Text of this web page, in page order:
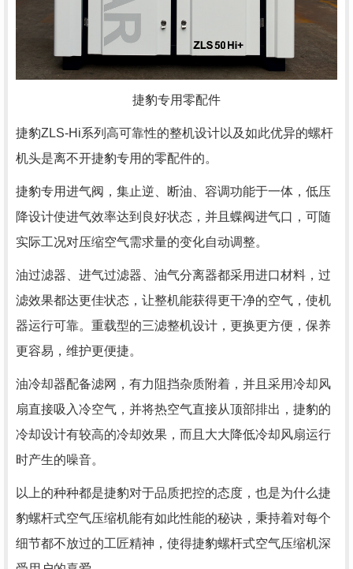
捷豹专用零配件
捷豹ZLS-Hi系列高可靠性的整机设计以及如此优异的螺杆
机头是离不开捷豹专用的零配件的。
捷豹专用进气阀，集止逆、断油、容调功能于一体，低压
降设计使进气效率达到良好状态，并且蝶阀进气口，可随
实际工况对压缩空气需求量的变化自动调整。
油过滤器、进气过滤器、油气分离器都采用进口材料，过
滤效果都达更佳状态，让整机能获得更干净的空气，使机
器运行可靠。重载型的三滤整机设计，更换更方便，保养
更容易，维护更便捷。
油冷却器配备滤网，有力阻挡杂质附着，并且采用冷却风
扇直接吸入冷空气，并将热空气直接从顶部排出，捷豹的
冷却设计有较高的冷却效果，而且大大降低冷却风扇运行
时产生的噪音。
以上的种种都是捷豹对于品质把控的态度，也是为什么捷
豹螺杆式空气压缩机能有如此性能的秘诀，秉持着对每个
细节都不放过的工匠精神，使得捷豹螺杆式空气压缩机深